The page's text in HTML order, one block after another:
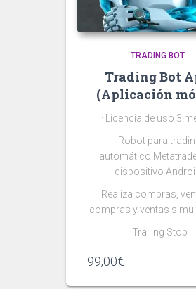
TRADING BOT
Trading Bot
(Aplicación
· Licencia de uso 3
· Robot para
automático
dispositivo
· Realiza compras,
compras y ventas
· Trailing Stop
99,00€